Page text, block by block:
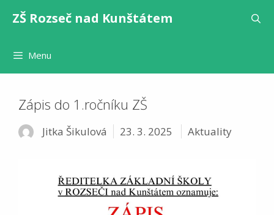
ZŠ Rozseč nad Kunštátem
Menu
Zápis do 1.ročníku ZŠ
Jitka Šikulová 23. 3. 2025 Rubriky
Aktuality